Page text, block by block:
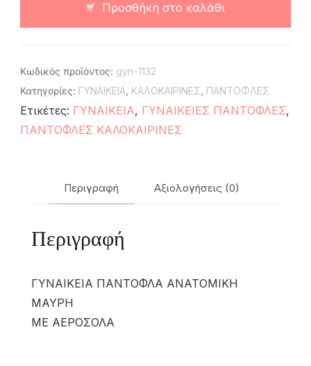
Προσθήκη στο καλάθι
Κωδικός προϊόντος: gyn-1132
Κατηγορίες: ΓΥΝΑΙΚΕΙΑ, ΚΑΛΟΚΑΙΡΙΝΕΣ, ΠΑΝΤΟΦΛΕΣ
Ετικέτες: ΓΥΝΑΙΚΕΙΑ, ΓΥΝΑΙΚΕΙΕΣ ΠΑΝΤΟΦΛΕΣ,
ΠΑΝΤΟΦΛΕΣ ΚΑΛΟΚΑΙΡΙΝΕΣ
Περιγραφή Αξιολογήσεις (0)
Περιγραφή
ΓΥΝΑΙΚΕΙΑ ΠΑΝΤΟΦΛΑ ΑΝΑΤΟΜΙΚΗ
ΜΑΥΡΗ
ΜΕ ΑΕΡΟΣΟΛΑ